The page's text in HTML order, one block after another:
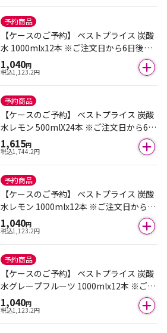
予約商品
【ケースのご予約】 ベストプライス 炭酸
水 1000mlx12本 ※ご注文日から6日後以
降のお届けとなります。
1,040円
税込1,123.2円
予約商品
【ケースのご予約】 ベストプライス 炭酸
水レモン 500mlX24本 ※ご注文日から6日
後以降のお届けとなります。
1,615円
税込1,744.2円
予約商品
【ケースのご予約】 ベストプライス 炭酸
水レモン 1000mlx12本 ※ご注文日から6
日後以降のお届けとなります。
1,040円
税込1,123.2円
予約商品
【ケースのご予約】 ベストプライス 炭酸
水グレープフルーツ 1000mlx12本 ※ご注
文日から6日後以降のお届けとなります。
1,040円
税込1,123.2円